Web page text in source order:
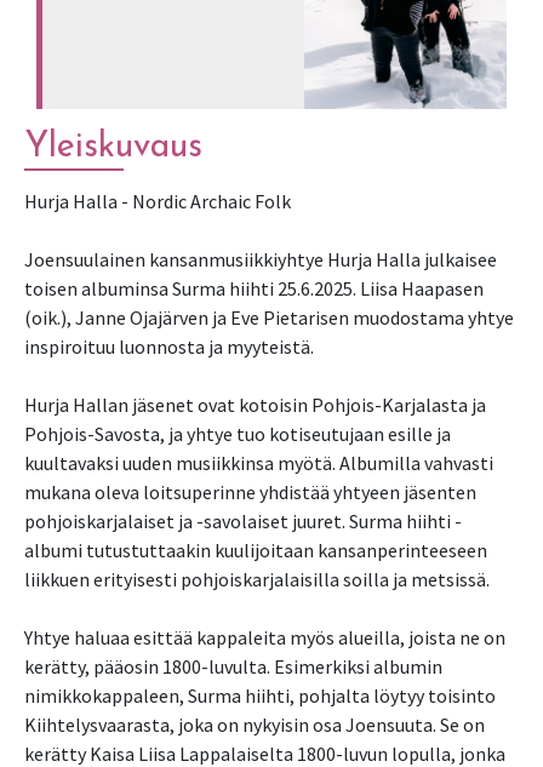
Yleiskuvaus
Hurja Halla - Nordic Archaic Folk
Joensuulainen kansanmusiikkiyhtye Hurja Halla julkaisee
toisen albuminsa Surma hiihti 25.6.2025. Liisa Haapasen
(oik.), Janne Ojajärven ja Eve Pietarisen muodostama yhtye
inspiroituu luonnosta ja myyteistä.
Hurja Hallan jäsenet ovat kotoisin Pohjois-Karjalasta ja
Pohjois-Savosta, ja yhtye tuo kotiseutujaan esille ja
kuultavaksi uuden musiikkinsa myötä. Albumilla vahvasti
mukana oleva loitsuperinne yhdistää yhtyeen jäsenten
pohjoiskarjalaiset ja -savolaiset juuret. Surma hiihti -
albumi tutustuttaakin kuulijoitaan kansanperinteeseen
liikkuen erityisesti pohjoiskarjalaisilla soilla ja metsissä.
Yhtye haluaa esittää kappaleita myös alueilla, joista ne on
kerätty, pääosin 1800-luvulta. Esimerkiksi albumin
nimikkokappaleen, Surma hiihti, pohjalta löytyy toisinto
Kiihtelysvaarasta, joka on nykyisin osa Joensuuta. Se on
kerätty Kaisa Liisa Lappalaiselta 1800-luvun lopulla, jonka